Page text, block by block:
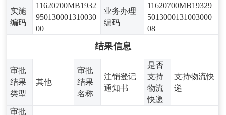
实施
编码
11620700MB1932
950130001310030
00
业务办理
编码
11620700MB19329
5013000131003000
08
结果信息
审批
结果
类型
其他
审批
结果
名称
注销登记
通知书
是否
支持
物流
快递
支持物流快
递
审批